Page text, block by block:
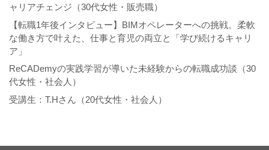
ャリアチェンジ（30代女性・販売職）
【転職1年後インタビュー】BIMオペレーターへの挑戦。柔軟
な働き方で叶えた、仕事と育児の両立と「学び続けるキャリ
ア」
ReCADemyの実践学習が導いた未経験からの転職成功談（30
代女性・社会人）
受講生：T.Hさん（20代女性・社会人）